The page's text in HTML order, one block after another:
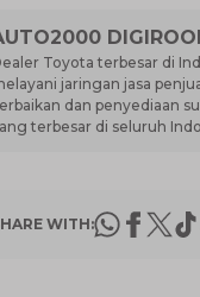
Toyota terbesar di
jaringan jasa
dan penyediaan
terbesar di seluruh
WITH: